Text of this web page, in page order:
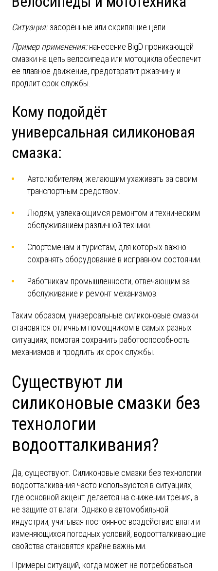
Ситуация:засорённые или скрипящие цепи.
Пример применения:нанесение BigD проникающей
смазки на цепь велосипеда или мотоцикла обеспечит
её плавное движение, предотвратит ржавчину и
продлит срок службы.
Кому подойдёт
универсальная силиконовая
смазка:
Автолюбителям, желающим ухаживать за своим
транспортным средством.
Людям, увлекающимся ремонтом и техническим
обслуживанием различной техники.
Спортсменам и туристам, для которых важно
сохранять оборудование в исправном состоянии.
Работникам промышленности, отвечающим за
обслуживание и ремонт механизмов.
Таким образом, универсальные силиконовые смазки
становятся отличным помощником в самых разных
ситуациях, помогая сохранить работоспособность
механизмов и продлить их срок службы.
Существуют ли
силиконовые смазки без
технологии
водоотталкивания?
Да, существуют. Силиконовые смазки без технологии
водоотталкивания часто используются в ситуациях,
где основной акцент делается на снижении трения, а
не защите от влаги. Однако в автомобильной
индустрии, учитывая постоянное воздействие влаги и
изменяющихся погодных условий, водоотталкивающие
свойства становятся крайне важными.
Примеры ситуаций, когда может не потребоваться